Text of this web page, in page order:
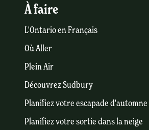
À faire
L'Ontario en Français
Où Aller
Plein Air
Découvrez Sudbury
Planifiez votre escapade d'automne
Planifiez votre sortie dans la neige